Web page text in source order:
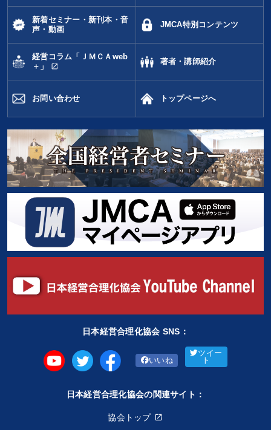
新着セミナー・新刊本・音
声・動画
JMCA特別コンテンツ
経営コラム「ＪＭＣＡweb
＋」
open_in_new
著者・講師紹介
お問い合わせ トップページへ
日本経営合理化協会 SNS：
いいね
ツイー
ト
日本経営合理化協会の関連サイト：
協会トップ